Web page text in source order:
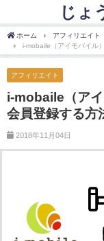
じょ
ホーム
アフィリエイト
i-mobaile（アイモバイル
アフィリエイト
i-mobaile（ア
会員登録する方
2018年11月04日